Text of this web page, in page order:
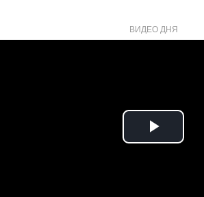
ВИДЕО ДНЯ
Play